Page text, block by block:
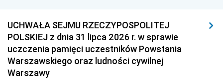
UCHWAŁA SEJMU RZECZYPOSPOLITEJ
POLSKIEJ z dnia 31 lipca 2026 r. w sprawie
uczczenia pamięci uczestników Powstania
Warszawskiego oraz ludności cywilnej
Warszawy